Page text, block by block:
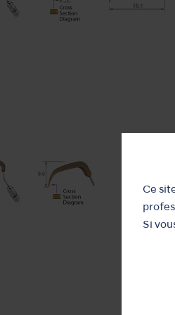
Ce
Si